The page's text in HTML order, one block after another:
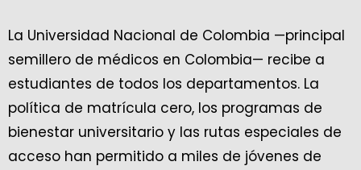
La Universidad Nacional de Colombia —principal
semillero de médicos en Colombia— recibe a
estudiantes de todos los departamentos. La
política de matrícula cero, los programas de
bienestar universitario y las rutas especiales de
acceso han permitido a miles de jóvenes de